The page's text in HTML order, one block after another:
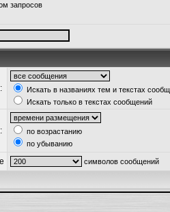
запросов
Искать в названиях тем и текстах
Искать только в текстах сообщений
по возрастанию
по убыванию
символов сообщений